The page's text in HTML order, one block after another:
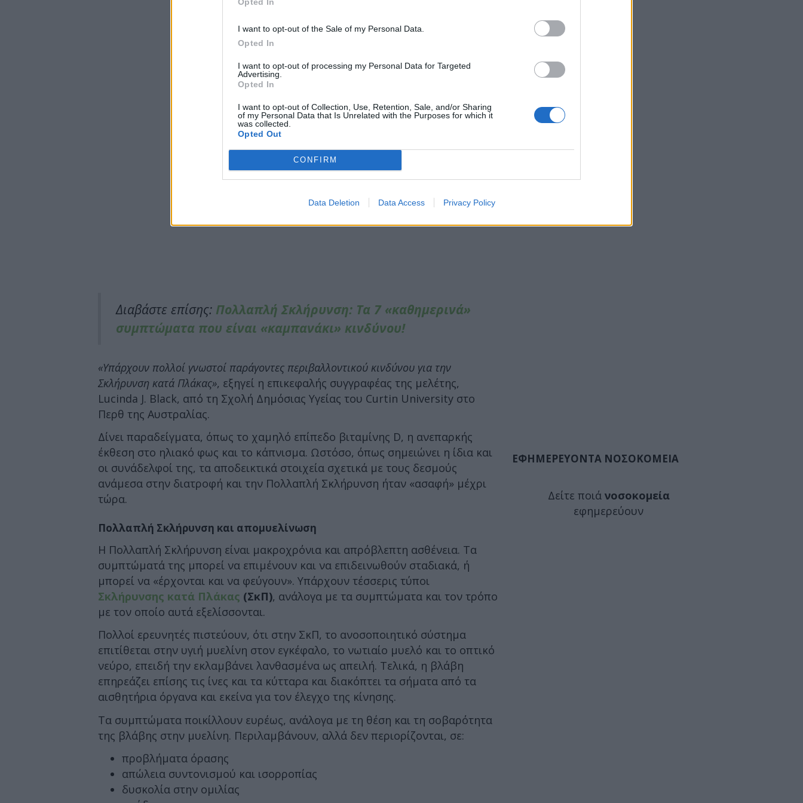
I want to opt-out of the Sale of my Personal Data.
Opted In
I want to opt-out of processing my Personal Data for Targeted
Advertising.
Opted In
I want to opt-out of Collection, Use, Retention, Sale, and/or Sharing
of my Personal Data that Is Unrelated with the Purposes for which it
was collected.
Opted Out
CONFIRM
Data Deletion Data Access Privacy Policy
Διαβάστε επίσης: Πολλαπλή Σκλήρυνση: Τα 7 «καθημερινά»
συμπτώματα που είναι «καμπανάκι» κινδύνου!
«Υπάρχουν πολλοί γνωστοί παράγοντες περιβαλλοντικού κινδύνου για την
Σκλήρυνση κατά Πλάκας», εξηγεί η επικεφαλής συγγραφέας της μελέτης,
Lucinda J. Black, από τη Σχολή Δημόσιας Υγείας του Curtin University στο
Περθ της Αυστραλίας.
Δίνει παραδείγματα, όπως το χαμηλό επίπεδο βιταμίνης D, η ανεπαρκής
έκθεση στο ηλιακό φως και το κάπνισμα. Ωστόσο, όπως σημειώνει η ίδια και
οι συνάδελφοί της, τα αποδεικτικά στοιχεία σχετικά με τους δεσμούς
ανάμεσα στην διατροφή και την Πολλαπλή Σκλήρυνση ήταν «ασαφή» μέχρι
τώρα.
Πολλαπλή Σκλήρυνση και απομυελίνωση
Η Πολλαπλή Σκλήρυνση είναι μακροχρόνια και απρόβλεπτη ασθένεια. Τα
συμπτώματά της μπορεί να επιμένουν και να επιδεινωθούν σταδιακά, ή
μπορεί να «έρχονται και να φεύγουν». Υπάρχουν τέσσερις τύποι
Σκλήρυνσης κατά Πλάκας (ΣκΠ), ανάλογα με τα συμπτώματα και τον τρόπο
με τον οποίο αυτά εξελίσσονται.
Πολλοί ερευνητές πιστεύουν, ότι στην ΣκΠ, το ανοσοποιητικό σύστημα
επιτίθεται στην υγιή μυελίνη στον εγκέφαλο, το νωτιαίο μυελό και το οπτικό
νεύρο, επειδή την εκλαμβάνει λανθασμένα ως απειλή. Τελικά, η βλάβη
επηρεάζει επίσης τις ίνες και τα κύτταρα και διακόπτει τα σήματα από τα
αισθητήρια όργανα και εκείνα για τον έλεγχο της κίνησης.
Τα συμπτώματα ποικίλλουν ευρέως, ανάλογα με τη θέση και τη σοβαρότητα
της βλάβης στην μυελίνη. Περιλαμβάνουν, αλλά δεν περιορίζονται, σε:
προβλήματα όρασης
απώλεια συντονισμού και ισορροπίας
δυσκολία στην ομιλίας
ΕΦΗΜΕΡΕΥΟΝΤΑ ΝΟΣΟΚΟΜΕΙΑ
Δείτε ποιά νοσοκομεία
εφημερεύουν